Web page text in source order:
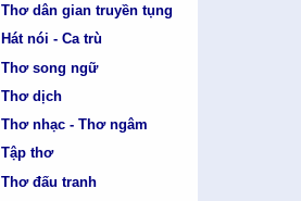
Thơ dân gian truyền tụng
Hát nói - Ca trù
Thơ song ngữ
Thơ dịch
Thơ nhạc - Thơ ngâm
Tập thơ
Thơ đấu tranh